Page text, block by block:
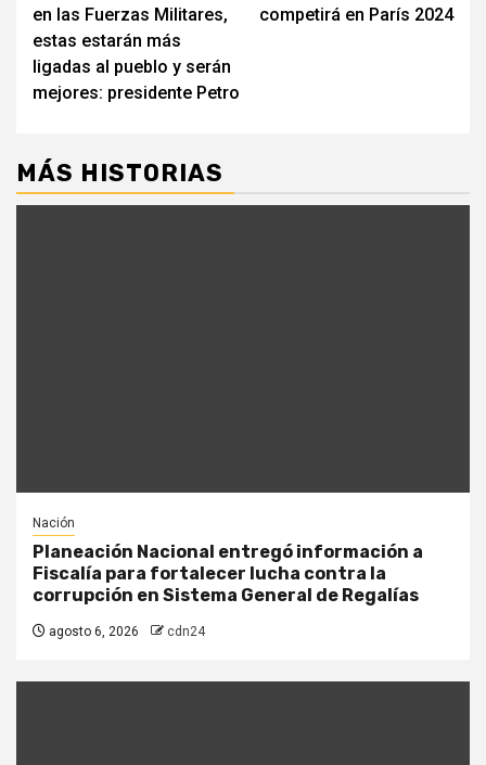
en las Fuerzas Militares,
estas estarán más
ligadas al pueblo y serán
mejores: presidente Petro
competirá en París 2024
MÁS HISTORIAS
Nación
Planeación Nacional entregó información a
Fiscalía para fortalecer lucha contra la
corrupción en Sistema General de Regalías
agosto 6, 2026 cdn24